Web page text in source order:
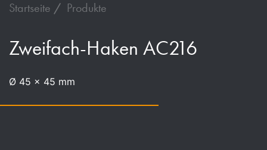
Startseite Produkte
Zweifach-Haken AC216
Ø 45 x 45 mm